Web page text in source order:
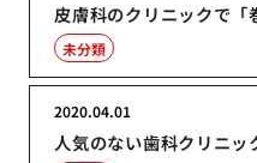
皮膚科のクリニックで「
未分類
人気のない歯科クリニッ
2020.04.01